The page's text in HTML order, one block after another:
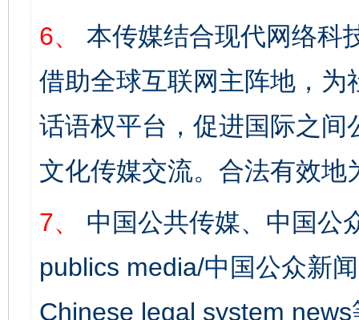
6、
本传媒结合现代网络科
借助全球互联网主阵地，
话语权平台，促进国际之
文化传媒交流。合法有效地
7、
中国公共传媒、中国公
publics media/中国公众新
Chinese legal system
完善运行机制助力责任有效落实 一纸欠